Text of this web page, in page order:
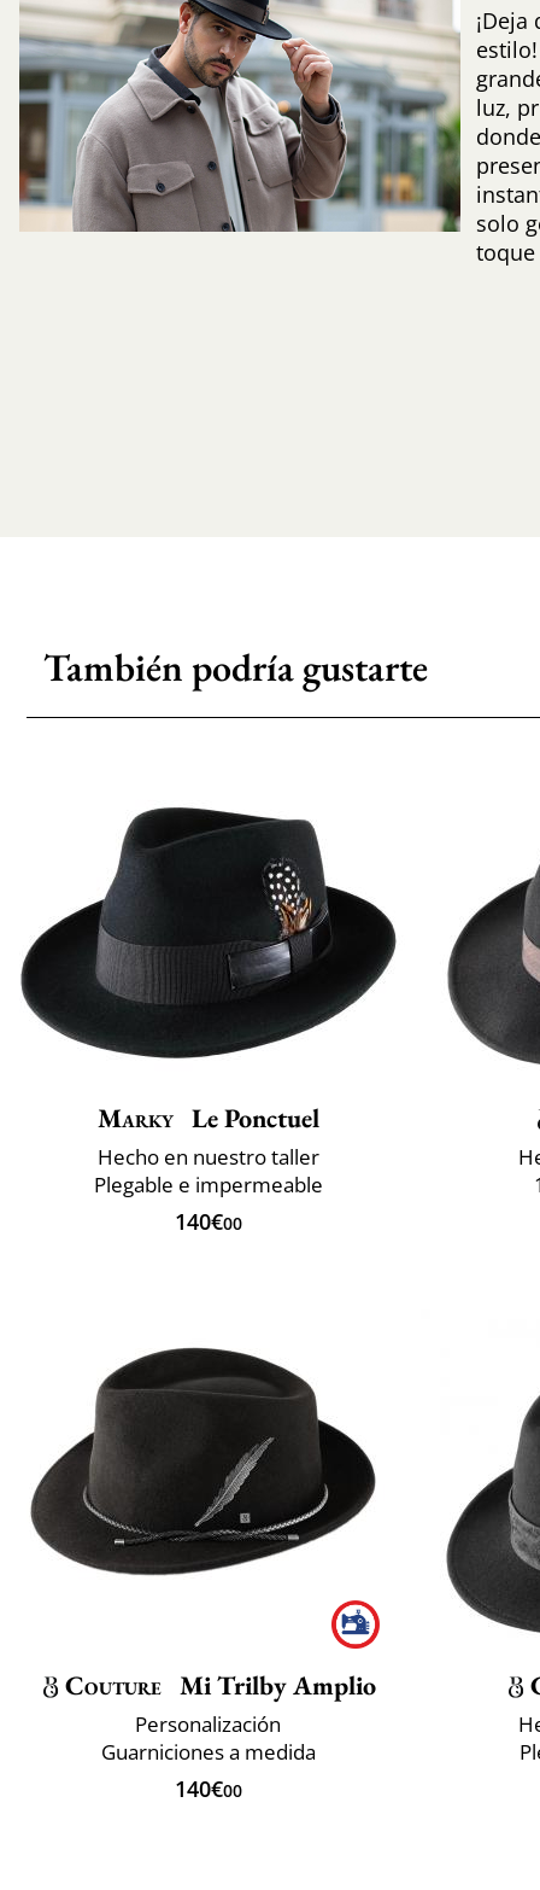
luz,
solo
También podría gustarte
Marky Le Ponctuel
Hecho en nuestro taller
Plegable e impermeable
140€00
Couture Mi Trilby Amplio
Personalización
Guarniciones a medida
140€00